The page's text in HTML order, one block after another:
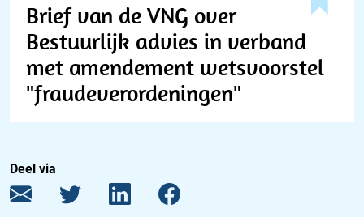
Brief van de VNG over
Bestuurlijk advies in verband
met amendement wetsvoorstel
"fraudeverordeningen"
Deel via